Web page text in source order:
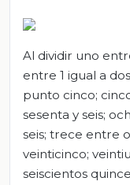
Al dividir uno
entre 1 igual a
punto cinco;
sesenta y seis;
seis; trece entre
veinticinco;
seiscientos